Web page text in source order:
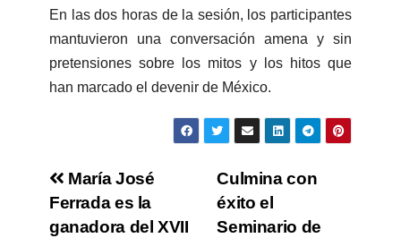
En las dos horas de la sesión, los participantes
mantuvieron una conversación amena y sin
pretensiones sobre los mitos y los hitos que
han marcado el devenir de México.
Culmina con
éxito el
Seminario de
María José
Ferrada es la
ganadora del XVII